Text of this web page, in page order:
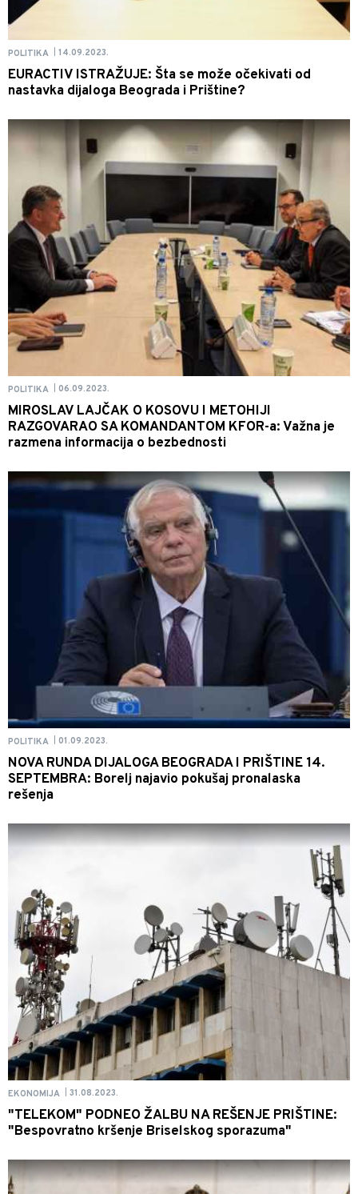
POLITIKA 14.09.2023.
EURACTIV ISTRAŽUJE: Šta se može očekivati od
nastavka dijaloga Beograda i Prištine?
POLITIKA 06.09.2023.
MIROSLAV LAJČAK O KOSOVU I METOHIJI
RAZGOVARAO SA KOMANDANTOM KFOR-a: Važna je
razmena informacija o bezbednosti
POLITIKA 01.09.2023.
NOVA RUNDA DIJALOGA BEOGRADA I PRIŠTINE 14.
SEPTEMBRA: Borelj najavio pokušaj pronalaska
rešenja
EKONOMIJA 31.08.2023.
"TELEKOM" PODNEO ŽALBU NA REŠENJE PRIŠTINE:
"Bespovratno kršenje Briselskog sporazuma"